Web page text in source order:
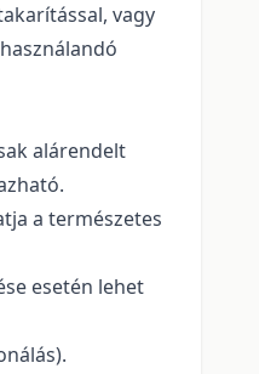
vagy
alárendelt
a természetes
esetén lehet